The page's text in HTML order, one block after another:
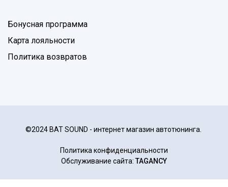
Бонусная программа
Карта лояльности
Политика возвратов
©2024 BAT SOUND - интернет магазин автотюнинга.
Политика конфиденциальности
Обслуживание сайта: TAGANCY